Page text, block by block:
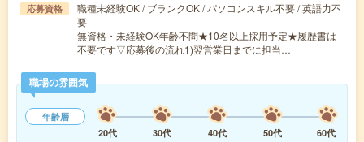
応募資格
職種未経験OK / ブランクOK / パソコンスキル不要 / 英語力不
要
無資格・未経験OK年齢不問★10名以上採用予定★履歴書は
不要です▽応募後の流れ1)翌営業日までに担当…
職場の雰囲気
年齢層
20代
30代 40代 50代
60代